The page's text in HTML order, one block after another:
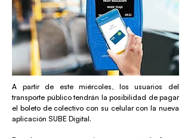
A partir de este miércoles, los usuarios del
transporte público tendrán la posibilidad de pagar
el boleto de colectivo con su celular con la nueva
aplicación SUBE Digital.